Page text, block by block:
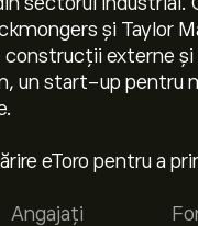
și Taylor
construcții externe
un start-up pentru
eToro pentru a
Angajați